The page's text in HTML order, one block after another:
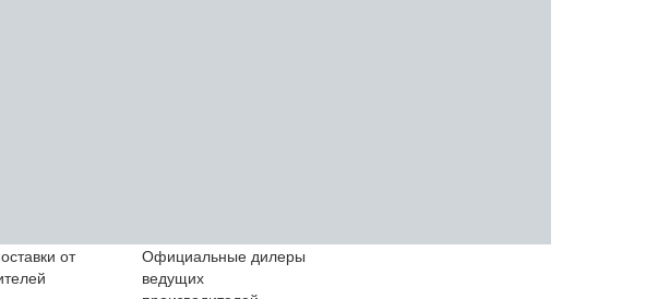
от
Официальные дилеры
ведущих